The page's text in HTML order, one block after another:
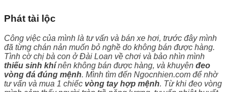
Phát tài lộc
Công việc của mình là tư vấn và bán xe hơi, trước đây mình
đã từng chán nản muốn bỏ nghề do không bán được hàng.
Tình cờ chị bà con ở Đài Loan về chơi và bảo nhìn mình
thiếu sinh khínên không bán được hàng, và khuyên đeo
vòng đá đúng mệnh. Mình tìm đến Ngocnhien.com để nhờ
tư vấn và mua 1 chiếc vòng tay hợp mệnh. Từ khi đeo vòng